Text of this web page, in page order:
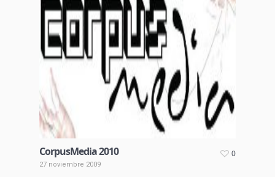
CorpusMedia 2010
27 noviembre 2009
0